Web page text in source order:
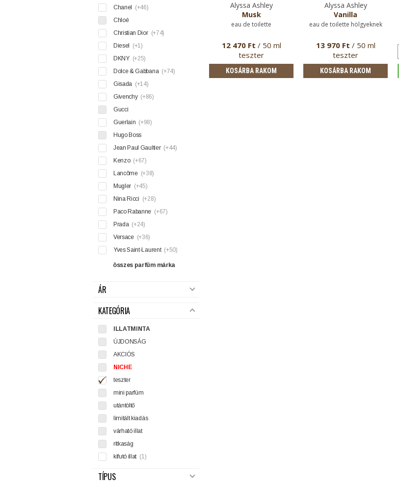
Chanel
(+46)
Chloé
Christian Dior (+74)
Diesel
(+1)
DKNY (+25)
Dolce & Gabbana (+74)
Gisada (+14)
Givenchy (+86)
Gucci
Guerlain (+98)
Hugo Boss
Jean Paul Gaultier (+44)
Kenzo (+67)
Lancôme (+38)
Mugler (+45)
Nina Ricci (+28)
Paco Rabanne (+67)
Prada (+24)
Versace (+36)
Yves Saint-Laurent (+50)
összes parfüm márka
ÁR
KATEGÓRIA
ILLATMINTA
ÚJDONSÁG
AKCIÓS
NICHE
teszter
mini parfüm
utántöltő
limitált kiadás
várható illat
ritkaság
kifutó illat (1)
TÍPUS
Alyssa Ashley
Musk
eau de toilette
12 470 Ft / 50 ml
teszter
KOSÁRBA RAKOM
Alyssa Ashley
Vanilla
eau de toilette hölgyeknek
13 970 Ft / 50 ml
teszter
KOSÁRBA RAKOM